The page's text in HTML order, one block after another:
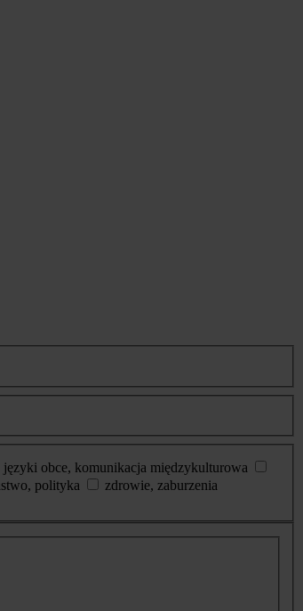
języki obce, komunikacja międzykulturowa
polityka
zdrowie, zaburzenia